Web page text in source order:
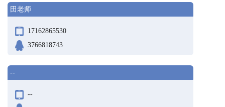
田老师
17162865530
3766818743
--
--